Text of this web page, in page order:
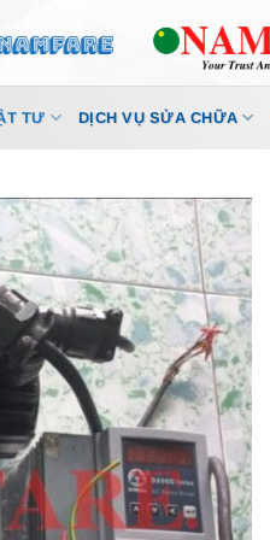
TƯ DỊCH VỤ SỬA CHỮA